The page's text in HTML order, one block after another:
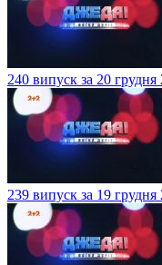
240 випуск за 20 грудня
239 випуск за 19 грудня